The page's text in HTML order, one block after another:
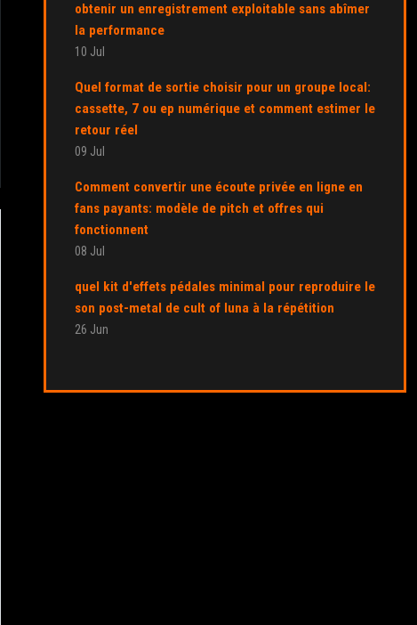
obtenir un enregistrement exploitable sans abîmer
la performance
10 Jul
Quel format de sortie choisir pour un groupe local:
cassette, 7 ou ep numérique et comment estimer le
retour réel
09 Jul
Comment convertir une écoute privée en ligne en
fans payants: modèle de pitch et offres qui
fonctionnent
08 Jul
quel kit d'effets pédales minimal pour reproduire le
son post-metal de cult of luna à la répétition
26 Jun